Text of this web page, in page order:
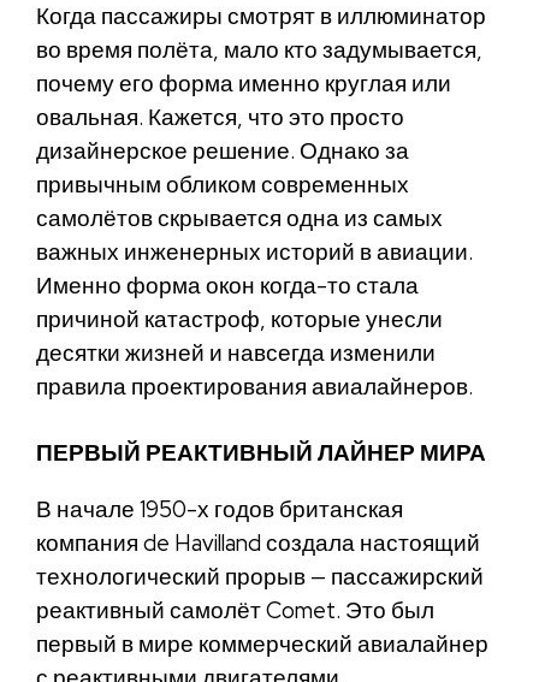
Когда пассажиры смотрят в иллюминатор
во время полёта, мало кто задумывается,
почему его форма именно круглая или
овальная. Кажется, что это просто
дизайнерское решение. Однако за
привычным обликом современных
самолётов скрывается одна из самых
важных инженерных историй в авиации.
Именно форма окон когда-то стала
причиной катастроф, которые унесли
десятки жизней и навсегда изменили
правила проектирования авиалайнеров.
ПЕРВЫЙ РЕАКТИВНЫЙ ЛАЙНЕР МИРА
В начале 1950-х годов британская
компания de Havilland создала настоящий
технологический прорыв — пассажирский
реактивный самолёт Comet. Это был
первый в мире коммерческий авиалайнер